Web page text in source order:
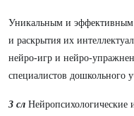
Уникальным и эффективным
и раскрытия их
нейро-игр и нейро-
специалистов дошкольного
3 сл